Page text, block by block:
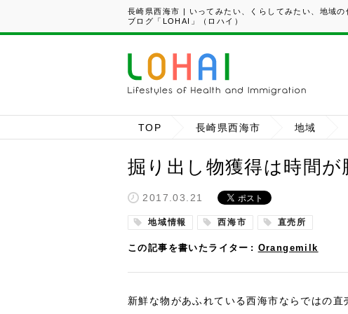
長崎県西海市 | いってみたい、くらしてみたい、地域の
ブログ「LOHAI」（ロハイ）
TOP 長崎県西海市 地域
掘り出し物獲得は時間
2017.03.21
地域情報 西海市 直売所
この記事を書いたライター Orangemilk
新鮮な物があふれている西海市ならではの